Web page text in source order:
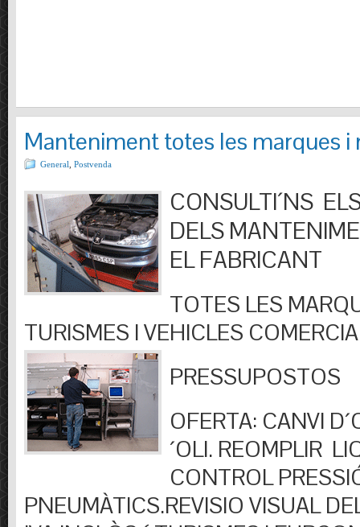
Manteniment totes les marques i
General Postvenda
CONSULTI´NS
DELS
EL FABRICANT
TOTES LES
TURISMES I VEHICLES
PRESSUPOSTOS
OFERTA: CANVI
´OLI. REOMPLIR
CONTROL
PNEUMÀTICS.REVISIO VISUAL